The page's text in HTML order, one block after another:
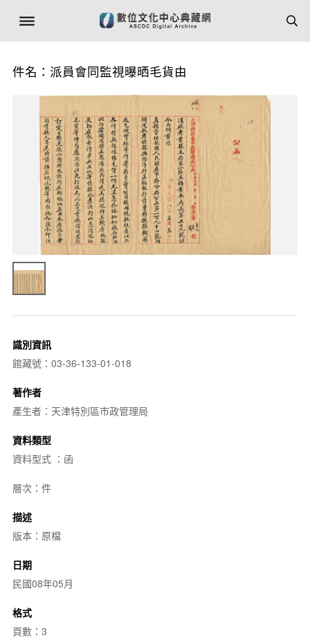
件名：派員會同監視曝晒毛貨由
識別資訊
館藏號：03-36-133-01-018
著作者
產生者：天津特別區市政管理局
資料類型
資料型式 ：函
層次：件
描述
版本：原檔
日期
民國08年05月
格式
頁數：3